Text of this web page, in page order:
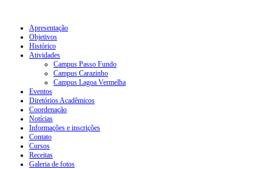
Apresentação
Objetivos
Histórico
Atividades
Campus Passo Fundo
Campus Carazinho
Campus Lagoa Vermelha
Eventos
Diretórios Acadêmicos
Coordenação
Notícias
Informações e inscrições
Contato
Cursos
Receitas
Galeria de fotos